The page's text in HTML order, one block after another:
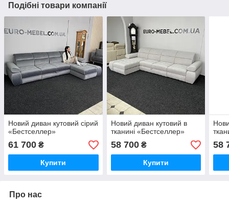
Подібні товари компанії
Новий диван кутовий сірий
«Бестселлер»
61 700 ₴
Купити
Новий диван кутовий в
тканині «Бестселлер»
58 700₴
Купити
58
Про нас